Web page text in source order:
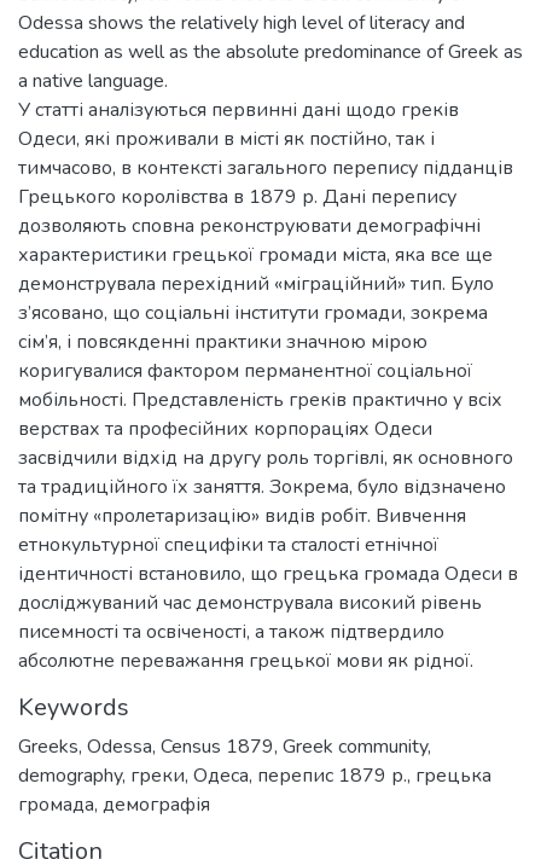
Odessa shows the relatively high level of literacy and
education as well as the absolute predominance of Greek as
a native language.
У статті аналізуються первинні дані щодо греків
Одеси, які проживали в місті як постійно, так і
тимчасово, в контексті загального перепису підданців
Грецького королівства в 1879 р. Дані перепису
дозволяють сповна реконструювати демографічні
характеристики грецької громади міста, яка все ще
демонструвала перехідний «міграційний» тип. Було
з’ясовано, що соціальні інститути громади, зокрема
сім’я, і повсякденні практики значною мірою
коригувалися фактором перманентної соціальної
мобільності. Представленість греків практично у всіх
верствах та професійних корпораціях Одеси
засвідчили відхід на другу роль торгівлі, як основного
та традиційного їх заняття. Зокрема, було відзначено
помітну «пролетаризацію» видів робіт. Вивчення
етнокультурної специфіки та сталості етнічної
ідентичності встановило, що грецька громада Одеси в
досліджуваний час демонструвала високий рівень
писемності та освіченості, а також підтвердило
абсолютне переважання грецької мови як рідної.
Keywords
Greeks, Odessa, Census 1879, Greek community,
demography, греки, Одеса, перепис 1879 р., грецька
громада, демографія
Citation